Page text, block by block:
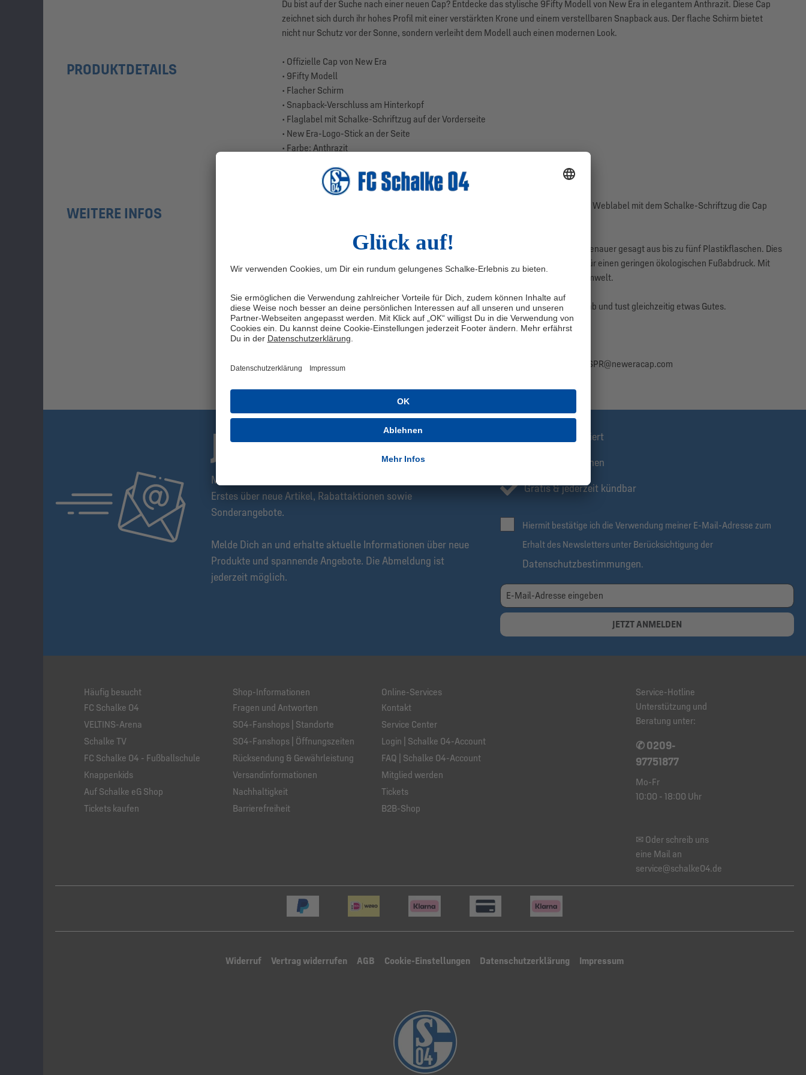
Du bist auf der Suche nach einer neuen Cap? Entdecke das stylische 9Fifty Modell von New Era in elegantem Anthrazit. Diese Cap
zeichnet sich durch ihr hohes Profil mit einer verstärkten Krone und einem verstellbaren Snapback aus. Der flache Schirm bietet
nicht nur Schutz vor der Sonne, sondern verleiht dem Modell auch einen modernen Look.
PRODUKTDETAILS
• Offizielle Cap von New Era
• 9Fifty Modell
• Flacher Schirm
• Snapback-Verschluss am Hinterkopf
• Flaglabel mit Schalke-Schriftzug auf der Vorderseite
• New Era-Logo-Stick an der Seite
• Farbe: Anthrazit
• Produktionsland: Bangladesch
WEITERE INFOS
Besonders cool ist das dezente Highlight auf der Vorderseite. Hier ziert ein kleines Weblabel mit dem Schalke-Schriftzug die Cap
Aber das Beste ist, dass diese Cap aus recycelten Materialien hergestellt wird – genauer gesagt aus bis zu fünf Plastikflaschen. Dies
sorgt nicht nur für eine hochwertige Verarbeitung und Haltbarkeit, sondern auch für einen geringen ökologischen Fußabdruck. Mit
dieser Cap zeigst Du also nicht nur Flagge für Deinen S04, sondern auch für die Umwelt.
Egal ob im Stadion oder im Alltag, mit dieser Cap rundest Du Deinen Look perfekt ab und tust gleichzeitig etwas Gutes.
Sicher Dir jetzt Deine Cap und setze ein modisches Statement!
Herstellerangaben: New Era Cap Company GmbH, Lichtstraße 25, 50825 Köln, GSPR@neweracap.com
JETZT ANMELDEN!
Mit dem S04-Newsletter informieren wir Dich immer als
Erstes über neue Artikel, Rabattaktionen sowie
Sonderangebote.
Melde Dich an und erhalte aktuelle Informationen über neue
Produkte und spannende Angebote. Die Abmeldung ist
jederzeit möglich.
Bestens informiert
Exklusive Aktionen
Gratis & jederzeit kündbar
Hiermit bestätige ich die Verwendung meiner E-Mail-Adresse zum
Erhalt des Newsletters unter Berücksichtigung der
Datenschutzbestimmungen.
JETZT ANMELDEN
Häufig besucht
FC Schalke 04
VELTINS-Arena
Schalke TV
FC Schalke 04 - Fußballschule
Knappenkids
Auf Schalke eG Shop
Tickets kaufen
Shop-Informationen
Fragen und Antworten
S04-Fanshops | Standorte
S04-Fanshops | Öffnungszeiten
Rücksendung & Gewährleistung
Versandinformationen
Nachhaltigkeit
Barrierefreiheit
Online-Services
Kontakt
Service Center
Login | Schalke 04-Account
FAQ | Schalke 04-Account
Mitglied werden
Tickets
B2B-Shop
Service-Hotline
Unterstützung und
Beratung unter:
✆ 0209-
97751877
Mo-Fr
10:00 - 18:00 Uhr
✉ Oder schreib uns
eine Mail an
service@schalke04.de
Widerruf Vertrag widerrufen AGB Cookie-Einstellungen Datenschutzerklärung Impressum